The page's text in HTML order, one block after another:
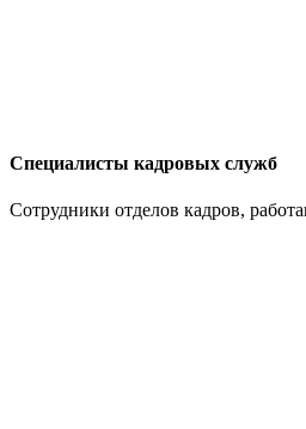
Специалисты кадровых служб
Сотрудники отделов кадров,